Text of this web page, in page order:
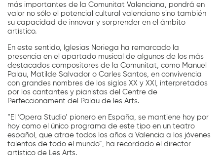
más importantes de la Comunitat Valenciana, pondrá en
valor no sólo el potencial cultural valenciano sino también
su capacidad de innovar y sorprender en el ámbito
artístico.
En este sentido, Iglesias Noriega ha remarcado la
presencia en el apartado musical de algunos de los más
destacados compositores de la Comunitat, como Manuel
Palau, Matilde Salvador o Carles Santos, en convivencia
con grandes nombres de los siglos XX y XXI, interpretados
por los cantantes y pianistas del Centre de
Perfeccionament del Palau de les Arts.
“El ‘Opera Studio’ pionero en España, se mantiene hoy por
hoy como el único programa de este tipo en un teatro
español, que atrae todos los años a Valencia a los jóvenes
talentos de todo el mundo”, ha recordado el director
artístico de Les Arts.